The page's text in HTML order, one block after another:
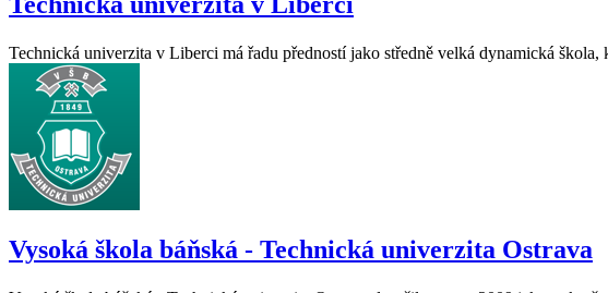
Technická univerzita v Liberci má řadu předností jako středně velká dynamická
Vysoká škola báňská - Technická univerzita Ostrava